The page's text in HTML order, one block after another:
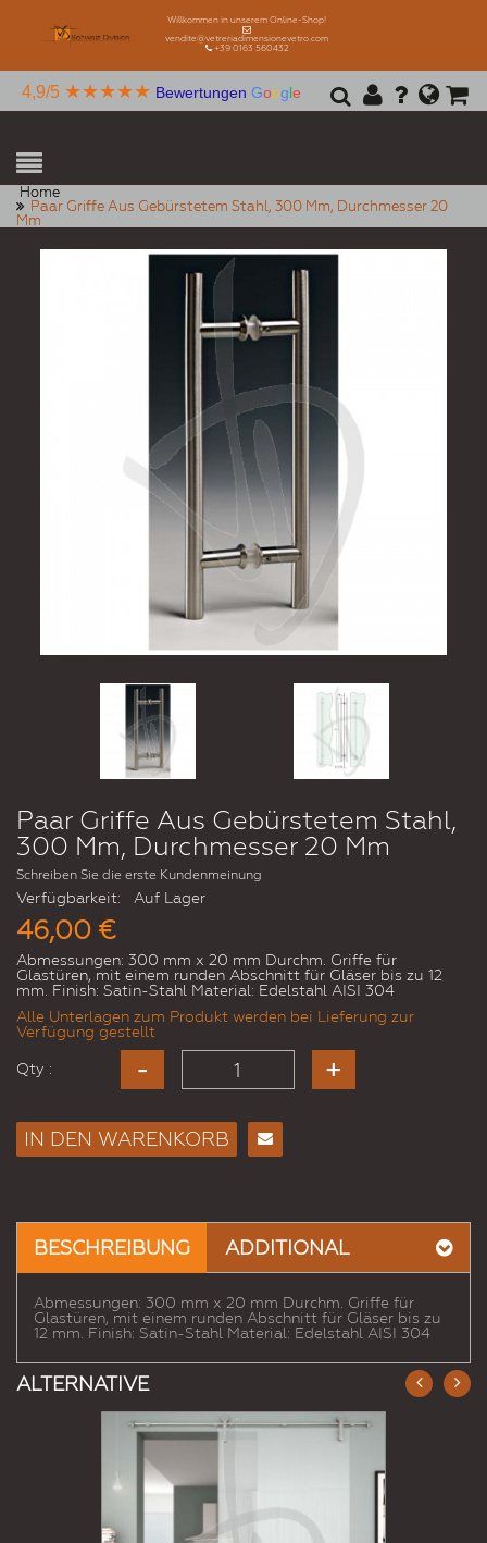
Willkommen in unserem Online-Shop!
vendite@vetreriadimensionevetro.com
+39 0163 560432
4,9/5 ★★★★★ Bewertungen Google
Home
Paar Griffe Aus Gebürstetem Stahl, 300 Mm, Durchmesser 20
Mm
Paar Griffe Aus Gebürstetem Stahl,
300 Mm, Durchmesser 20 Mm
Schreiben Sie die erste Kundenmeinung
Verfügbarkeit: Auf Lager
46,00 €
Abmessungen: 300 mm x 20 mm Durchm. Griffe für
Glastüren, mit einem runden Abschnitt für Gläser bis zu 12
mm. Finish: Satin-Stahl Material: Edelstahl AISI 304
Alle Unterlagen zum Produkt werden bei Lieferung zur
Verfügung gestellt
Qty :
IN DEN WARENKORB
Freund
BESCHREIBUNG ADDITIONAL
Abmessungen: 300 mm x 20 mm Durchm. Griffe für
Glastüren, mit einem runden Abschnitt für Gläser bis zu
12 mm. Finish: Satin-Stahl Material: Edelstahl AISI 304
ALTERNATIVE